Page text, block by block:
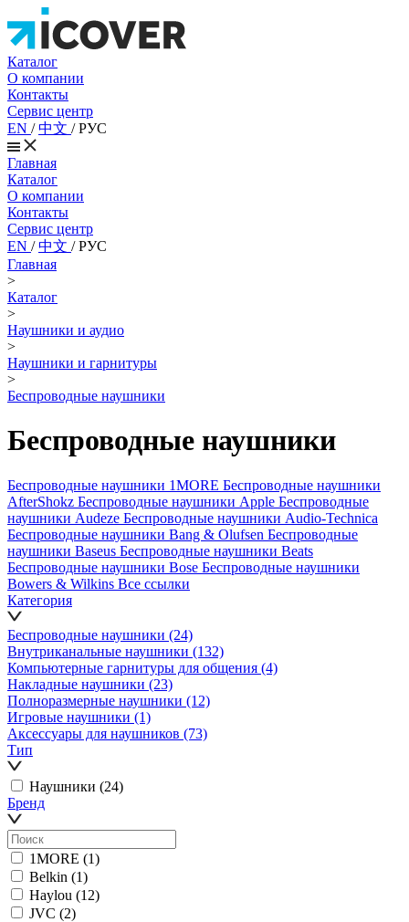
Каталог
О компании
Контакты
Сервис центр
EN /中文 /РУС
Главная
Каталог
О компании
Контакты
Сервис центр
EN /中文 /РУС
Главная
>
Каталог
>
Наушники и аудио
>
Наушники и гарнитуры
>
Беспроводные наушники
Беспроводные наушники
Беспроводные наушники 1MORE Беспроводные наушники
AfterShokz Беспроводные наушники Apple Беспроводные
наушники Audeze Беспроводные наушники Audio-Technica
Беспроводные наушники Bang & Olufsen Беспроводные
наушники Baseus Беспроводные наушники Beats
Беспроводные наушники Bose Беспроводные наушники
Bowers & Wilkins Все ссылки
Категория
Беспроводные наушники (24)
Внутриканальные наушники (132)
Компьютерные гарнитуры для общения (4)
Накладные наушники (23)
Полноразмерные наушники (12)
Игровые наушники (1)
Аксессуары для наушников (73)
Тип
Наушники (24)
Бренд
1MORE (1)
Belkin (1)
Haylou (12)
JVC (2)